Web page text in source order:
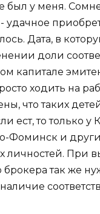
был у меня.
удачное
Дата, в
доли
капитале
ходить на
что таких
ест, то только у
Фоминск и
личностей. При
брокера так же